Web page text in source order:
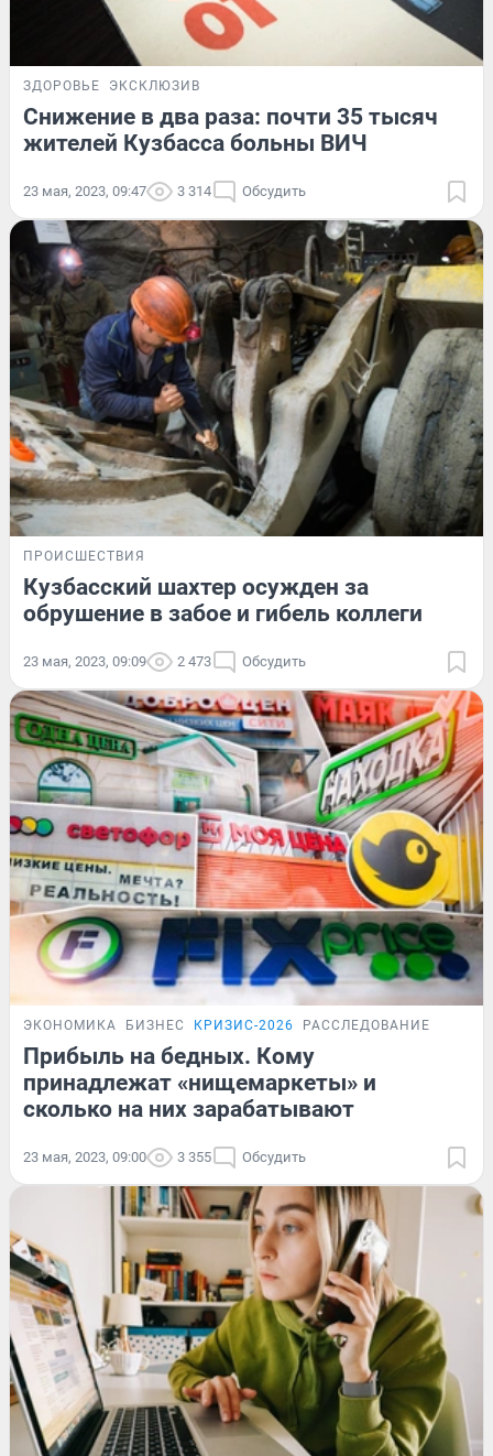
ЗДОРОВЬЕ ЭКСКЛЮЗИВ
Снижение в два раза: почти 35 тысяч
жителей Кузбасса больны ВИЧ
23 мая, 2023, 09:47 3 314 Обсудить
ПРОИСШЕСТВИЯ
Кузбасский шахтер осужден за
обрушение в забое и гибель коллеги
23 мая, 2023, 09:09 2 473 Обсудить
ЭКОНОМИКА БИЗНЕС КРИЗИС-2026 РАССЛЕДОВАНИЕ
Прибыль на бедных. Кому
принадлежат «нищемаркеты» и
сколько на них зарабатывают
23 мая, 2023, 09:00 3 355 Обсудить